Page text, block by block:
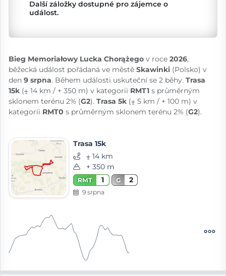
Další záložky dostupné pro zájemce o
událost.
Bieg Memoriałowy Lucka Chorążego v roce 2026,
běžecká událost pořádaná ve městě Skawinki (Polsko) v
den 9 srpna. Během události uskuteční se 2 běhy. Trasa
15k (⨦ 14 km / + 350 m) v kategorii RMT1 s průměrným
sklonem terénu 2% (G2). Trasa 5k (⨦ 5 km / + 100 m) v
kategorii RMT0 s průměrným sklonem terénu 2% (G2).
Trasa 15k
⨦ 14 km
+ 350 m
RMT 1 G 2
9 srpna